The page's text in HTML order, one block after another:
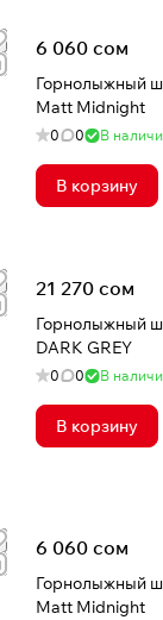
6 060 сом
Горнолыжный
Matt Midnight
0 0 В
В корзину
21 270 сом
Горнолыжный
DARK GREY
0 0 В
В корзину
6 060 сом
Горнолыжный
Matt Midnight